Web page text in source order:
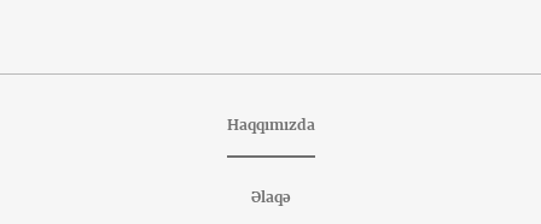
Haqqımızda
Əlaqə